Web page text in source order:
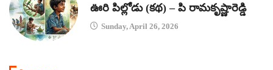
ఊరి పిల్లోడు (కథ) – పి రామకృష్ణారెడ్డి
Sunday, April 26, 2026